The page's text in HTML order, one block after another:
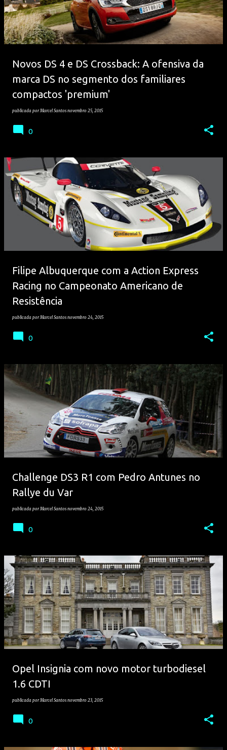
Novos DS 4 e DS Crossback: A ofensiva da
marca DS no segmento dos familiares
compactos 'premium'
publicada porMarcel Santos novembro 25, 2015
0
Filipe Albuquerque com a Action Express
Racing no Campeonato Americano de
Resistência
publicada porMarcel Santos novembro 24, 2015
0
Challenge DS3 R1 com Pedro Antunes no
Rallye du Var
publicada porMarcel Santos novembro 24, 2015
0
Opel Insignia com novo motor turbodiesel
1.6 CDTI
publicada porMarcel Santos novembro 23, 2015
0